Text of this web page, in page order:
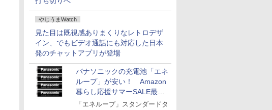
やじうまWatch
見た目は既視感ありまくりなレトロデザ
イン、でもビデオ通話にも対応した日本
発のチャットアプリが登場
パナソニックの充電池「エネ
ループ」が安い！ Amazon
暮らし応援サマーSALE最終
日
「エネループ」スタンダードタ